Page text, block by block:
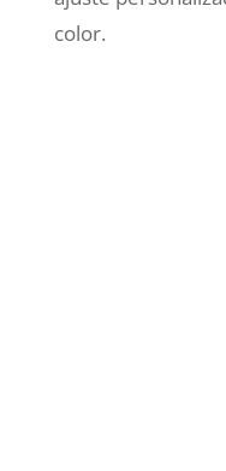
color.